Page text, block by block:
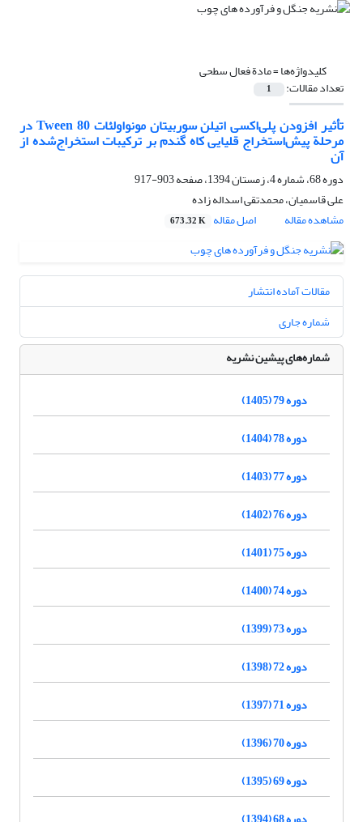
کلیدواژه‌ها =مادة فعال سطحی
تعداد مقالات: 1
تأثیر افزودن پلی‌اکسی اتیلن سوربیتان مونواولئات Tween 80 در
مرحلة پیش‌استخراج قلیایی کاه گندم بر ترکیبات استخراج‌شده از
آن
دوره 68، شماره 4، زمستان 1394، صفحه
903-917
علی قاسمیان، محمدتقی اسداله زاده
مشاهده مقاله
اصل مقاله 673.32 K
مقالات آماده انتشار
شماره جاری
شماره‌های پیشین نشریه
دوره 79 (1405)
دوره 78 (1404)
دوره 77 (1403)
دوره 76 (1402)
دوره 75 (1401)
دوره 74 (1400)
دوره 73 (1399)
دوره 72 (1398)
دوره 71 (1397)
دوره 70 (1396)
دوره 69 (1395)